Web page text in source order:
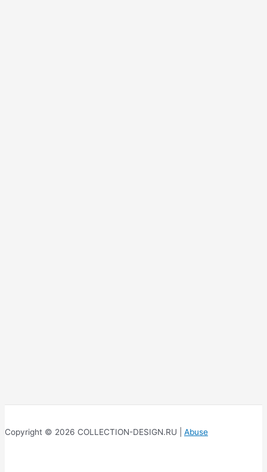
Copyright © 2026 COLLECTION-DESIGN.RU | Abuse